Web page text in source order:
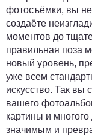
фотосъёмки, вы
создаёте
моментов до
правильная поза
новый уровень,
уже всем
искусство. Так вы
вашего
картины и
значимым и